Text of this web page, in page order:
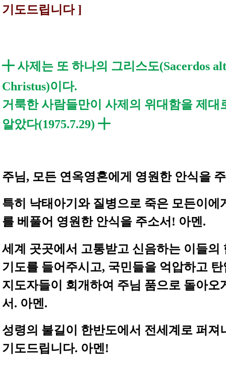
기도드립니다 ]
╋사제는 또 하나의 그리스도(Sacerdos
Christus)이다.
거룩한 사람들만이 사제의 위대함을 제대
알았다(1975.7.29) ╋
주님, 모든 연옥영혼에게 영원한 안식을
특히 낙태아기와 질병으로 죽은 모든이에
를 베풀어 영원한 안식을 주소서! 아멘.
세계 곳곳에서 고통받고 신음하는 이들의
기도를 들어주시고, 국민들을 억압하고
지도자들이 회개하여 주님 품으로 돌아오
서. 아멘.
성령의 불길이 한반도에서 전세계로 퍼져
기도드립니다. 아멘!